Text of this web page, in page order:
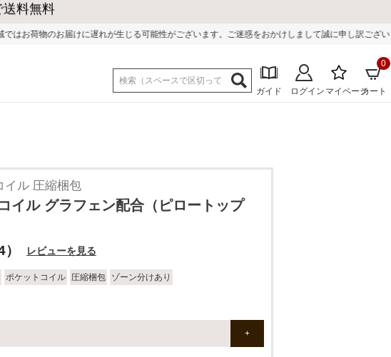
リア）
が生じる可能性がございます。ご迷惑をおかけしまして誠に申し訳ございません。
ガイド ログイン マイページカート
0
イル 圧縮梱包
イル グラフェン配合（ピロートップ
） レビューを見る
ポケットコイル 圧縮梱包 ゾーン分けあり